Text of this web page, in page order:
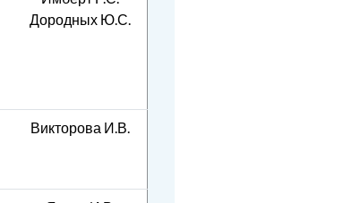
Дородных Ю.С.
Викторова И.В.